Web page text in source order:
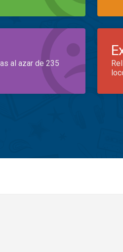
al azar de 235